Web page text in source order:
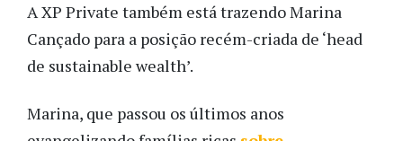
A XP Private também está trazendo Marina
Cançado para a posição recém-criada de ‘head
de sustainable wealth’.
Marina, que passou os últimos anos